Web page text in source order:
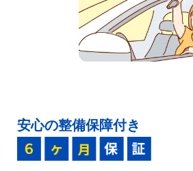
安心の整備保障付き